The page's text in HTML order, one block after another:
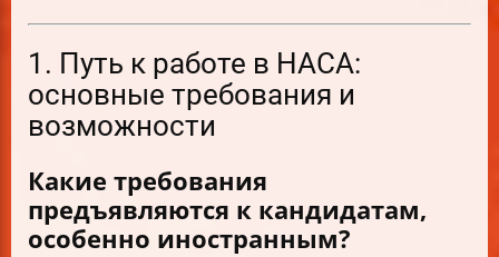
1. Путь к работе в НАСА:
основные требования и
возможности
Какие требования
предъявляются к кандидатам,
особенно иностранным?